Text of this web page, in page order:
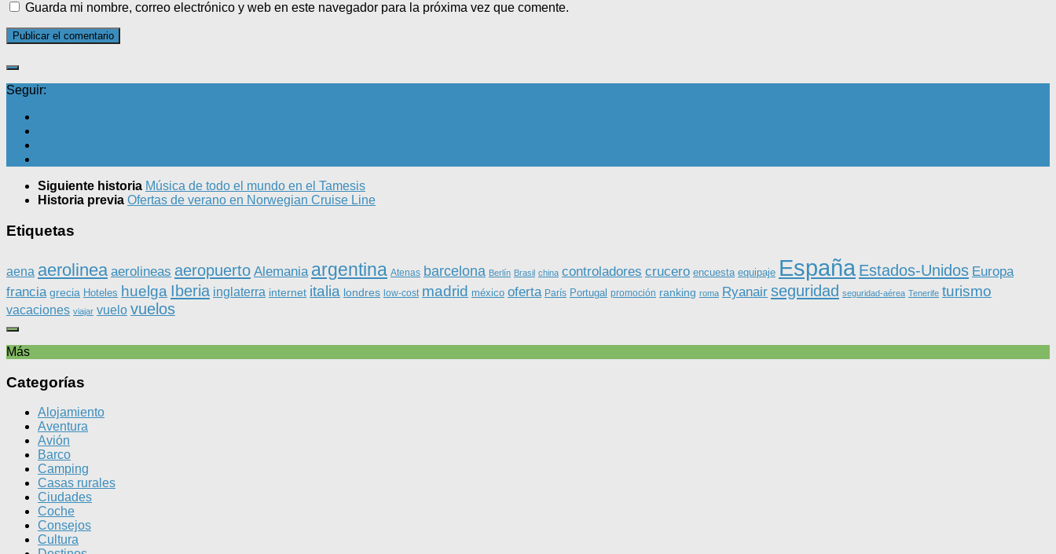
Guarda mi nombre, correo electrónico y web en este navegador para la próxima vez que comente.
Seguir:
Siguiente historia Música de todo el mundo en el Tamesis
Historia previa Ofertas de verano en Norwegian Cruise Line
Etiquetas
aena aerolinea aerolineas aeropuerto Alemania argentina Atenas barcelona Berlín Brasil china controladores crucero encuesta equipaje España Estados-Unidos Europa
francia grecia Hoteles huelga Iberia inglaterra internet italia londres low-cost madrid méxico oferta París Portugal promoción ranking roma Ryanair seguridad seguridad-aérea Tenerife turismo
vacaciones viajar vuelo vuelos
Más
Categorías
Alojamiento
Aventura
Avión
Barco
Camping
Casas rurales
Ciudades
Coche
Consejos
Cultura